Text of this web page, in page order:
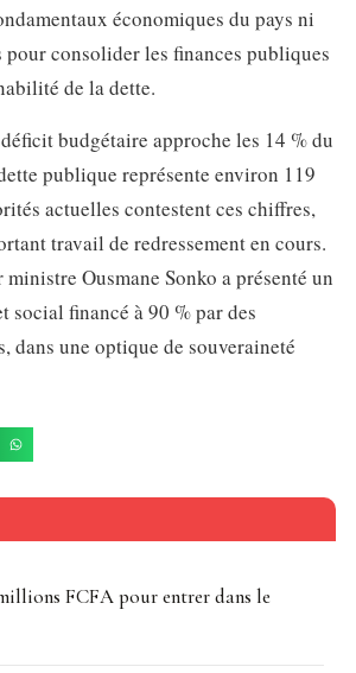
économiques du pays ni
pour consolider les finances publiques
de la dette.
budgétaire approche les 14 % du
publique représente environ 119
actuelles contestent ces chiffres,
travail de redressement en cours.
Ousmane Sonko a présenté un
social financé à 90 % par des
dans une optique de souveraineté
FCFA pour entrer dans le